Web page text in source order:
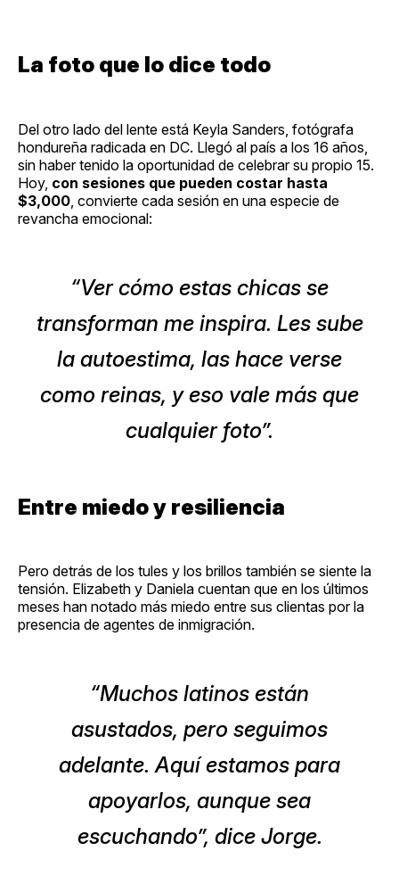
La foto que lo dice todo
Del otro lado del lente está Keyla Sanders, fotógrafa
hondureña radicada en DC. Llegó al país a los 16 años,
sin haber tenido la oportunidad de celebrar su propio 15.
Hoy, con sesiones que pueden costar hasta
$3,000 , convierte cada sesión en una especie de
revancha emocional:
“Ver cómo estas chicas se
transforman me inspira. Les sube
la autoestima, las hace verse
como reinas, y eso vale más que
cualquier foto”.
Entre miedo y resiliencia
Pero detrás de los tules y los brillos también se siente la
tensión. Elizabeth y Daniela cuentan que en los últimos
meses han notado más miedo entre sus clientas por la
presencia de agentes de inmigración.
“Muchos latinos están
asustados, pero seguimos
adelante. Aquí estamos para
apoyarlos, aunque sea
escuchando”, dice Jorge.